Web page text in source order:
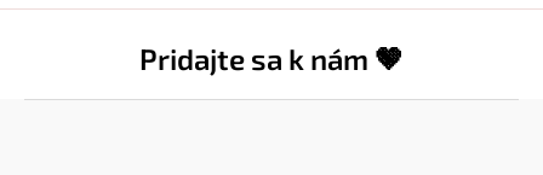
Pridajte sa k nám 🤎